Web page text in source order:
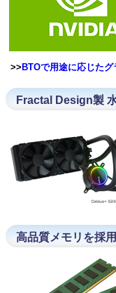
>> BTOで用途に応じたグ
Fractal Design製
高品質メモリを採用